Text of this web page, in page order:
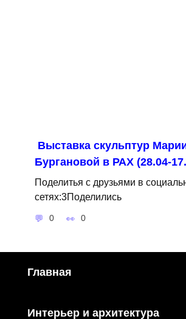
Выставка скульптур
Бургановой в РАХ (28.04-
Поделитья с друзьями в
сетях:3Поделились
0 0
Главная
Интерьер и архитектура